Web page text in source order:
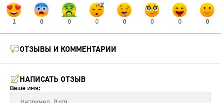
1 0 0 0 0 0 0 0
ОТЗЫВЫ И КОММЕНТАРИИ
НАПИСАТЬ ОТЗЫВ
Ваше имя: